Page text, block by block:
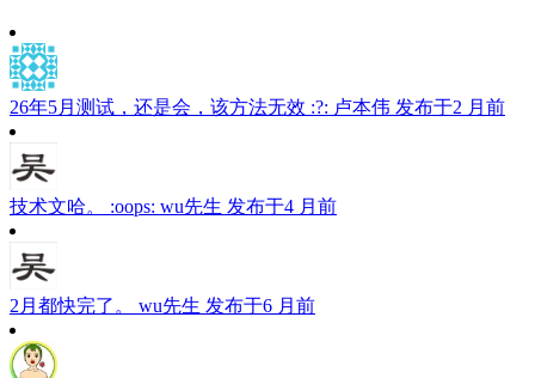
26年5月测试，还是会，该方法无效 :?: 卢本伟 发布于2 月前
技术文哈。 :oops: wu先生 发布于4 月前
2月都快完了。 wu先生 发布于6 月前